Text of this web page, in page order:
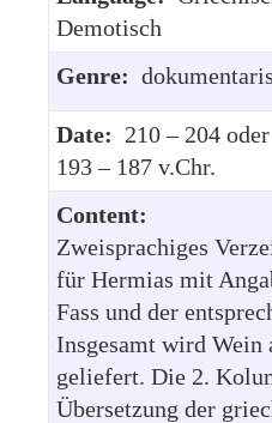
Demotisch
Genre:
Date: 210 – 204 oder
193 – 187 v.Chr.
Content:
Zweisprachiges
für Hermias mit
Fass und der
Insgesamt wird Wein
geliefert. Die 2.
Übersetzung der